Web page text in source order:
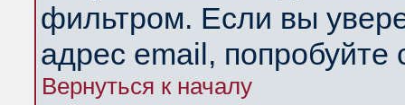
фильтром. Если вы
адрес email, попробуйте
Вернуться к началу